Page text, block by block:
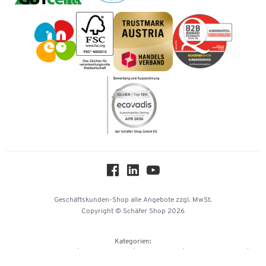
Desinfizierbare Oberflächen, fugenarme Verarbeitung
Produktionsstühle
Robust hohe Bewegungsfreiheit
Glatte und geschlossene Flächen, desinfektionsmittelbeständig,
abwaschbar, pflegeleicht, geringe Partikelemission
Geschichte
Impressum
Karriere
Kataloge
Geschäftskunden-Shop alle Angebote zzgl. MwSt.
Copyright © Schäfer Shop 2026
Kategorien: